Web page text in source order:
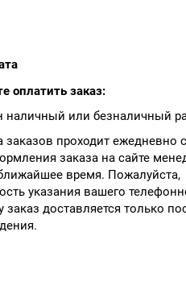
оплатить заказ:
наличный или безналичный
заказов проходит ежедневно
заказа на сайте
время. Пожалуйста,
указания вашего
заказ доставляется только